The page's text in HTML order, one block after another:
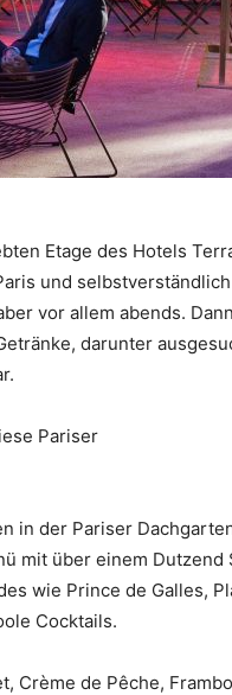
Etage des Hotels
und
vor allem abends.
darunter
Pariser
in der Pariser
mit über einem Dutzend
wie Prince de Galles,
Cocktails.
Crème de Pêche,